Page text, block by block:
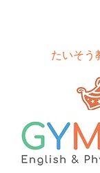
たいそう